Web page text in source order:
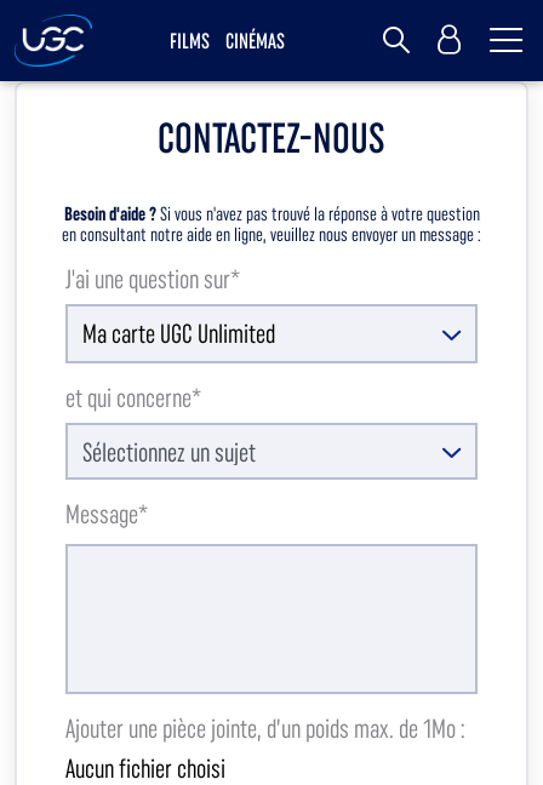
FILMS CINÉMAS MY UGC
CONTACTEZ-NOUS
Besoin d'aide ?Si vous n'avez pas trouvé la réponse à votre question
en consultant notre aide en ligne, veuillez nous envoyer un message :
J'ai une question sur*
et qui concerne*
Message*
Ajouter une pièce jointe, d’un poids max. de 1Mo :
Aucun fichier choisi